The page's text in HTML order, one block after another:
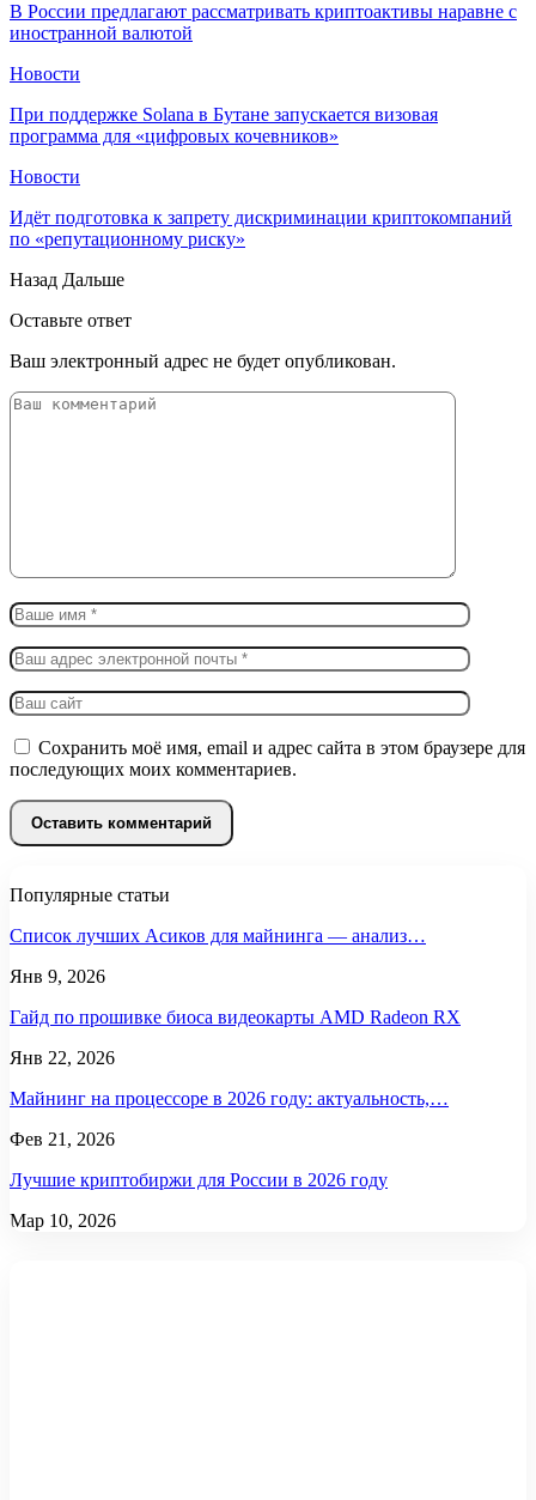
В России предлагают рассматривать криптоактивы наравне с
иностранной валютой
Новости
При поддержке Solana в Бутане запускается визовая
программа для «цифровых кочевников»
Новости
Идёт подготовка к запрету дискриминации криптокомпаний
по «репутационному риску»
Назад Дальше
Оставьте ответ
Ваш электронный адрес не будет опубликован.
Сохранить моё имя, email и адрес сайта в этом браузере для
последующих моих комментариев.
Популярные статьи
Список лучших Асиков для майнинга — анализ…
Янв 9, 2026
Гайд по прошивке биоса видеокарты AMD Radeon RX
Янв 22, 2026
Майнинг на процессоре в 2026 году: актуальность,…
Фев 21, 2026
Лучшие криптобиржи для России в 2026 году
Мар 10, 2026